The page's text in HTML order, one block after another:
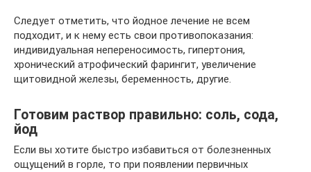
Следует отметить, что йодное лечение не всем
подходит, и к нему есть свои противопоказания:
индивидуальная непереносимость, гипертония,
хронический атрофический фарингит, увеличение
щитовидной железы, беременность, другие.
Готовим раствор правильно: соль, сода,
йод
Если вы хотите быстро избавиться от болезненных
ощущений в горле, то при появлении первичных